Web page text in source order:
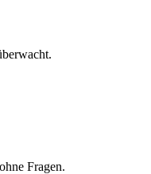
Fragen.